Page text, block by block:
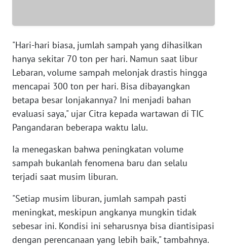
"Hari-hari biasa, jumlah sampah yang dihasilkan
hanya sekitar 70 ton per hari. Namun saat libur
Lebaran, volume sampah melonjak drastis hingga
mencapai 300 ton per hari. Bisa dibayangkan
betapa besar lonjakannya? Ini menjadi bahan
evaluasi saya," ujar Citra kepada wartawan di TIC
Pangandaran beberapa waktu lalu.
Ia menegaskan bahwa peningkatan volume
sampah bukanlah fenomena baru dan selalu
terjadi saat musim liburan.
"Setiap musim liburan, jumlah sampah pasti
meningkat, meskipun angkanya mungkin tidak
sebesar ini. Kondisi ini seharusnya bisa diantisipasi
dengan perencanaan yang lebih baik," tambahnya.
KEPRI
WN
WN
PAPUA
BARAT
RIAU
WN
SERAMBI
WN
JAMBI